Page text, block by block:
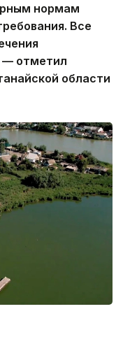
нормам
Все
— отметил
области